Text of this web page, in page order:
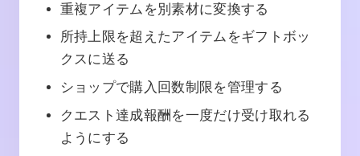
重複アイテムを別素材に変換する
所持上限を超えたアイテムをギフトボッ
クスに送る
ショップで購入回数制限を管理する
クエスト達成報酬を一度だけ受け取れる
ようにする